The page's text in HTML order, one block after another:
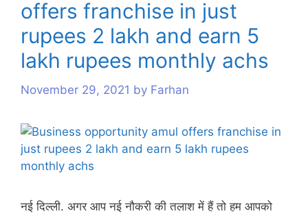
offers franchise in just
rupees 2 lakh and earn 5
lakh rupees monthly achs
November 29, 2021 by Farhan
नई दिल्ली. अगर आप नई नौकरी की तलाश में हैं तो हम आपको
s